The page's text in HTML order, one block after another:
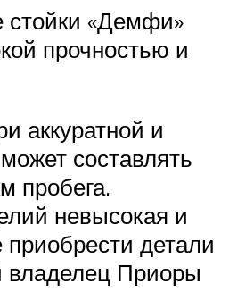
стойки «Демфи»
прочностью и
аккуратной и
составлять
пробега.
невысокая и
приобрести детали
Приоры